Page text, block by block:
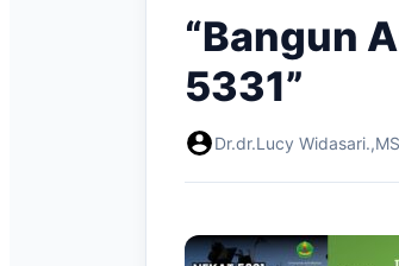
“Bangun
5331”
Dr.dr.Lucy